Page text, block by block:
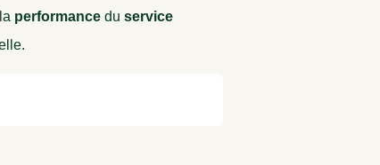
performance du service